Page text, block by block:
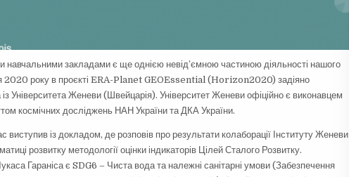
навчальними закладами є ще однією невід’ємною частиною діяльності нашого
2020 року в проєкті ERA-Planet GEOEssential (Horizon2020) задіяно
Університета Женеви (Швейцарія). Університет Женеви офіційно є виконавцем
космічних досліджень НАН України та ДКА України.
із докладом, де розповів про результати колаборації Інституту Женеви
розвитку методології оцінки індикаторів Цілей Сталого Розвитку.
Гараніса є SDG6 – Чиста вода та належні санітарні умови (Забезпечення